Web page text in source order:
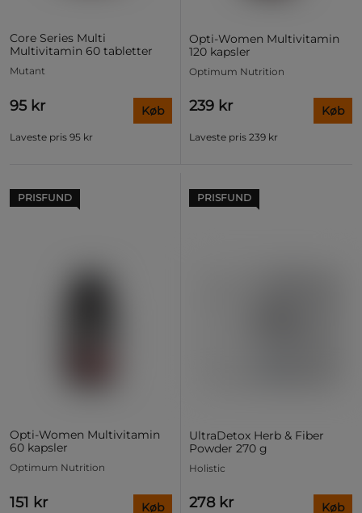
Core Series Multi
Multivitamin 60 tabletter
Mutant
95 kr
Laveste pris 95 kr
Køb
Opti-Women Multivitamin
120 kapsler
Optimum Nutrition
239 kr
Laveste pris 239 kr
Køb
PRISFUND
Opti-Women Multivitamin
60 kapsler
Optimum Nutrition
151 kr Køb
PRISFUND
UltraDetox Herb & Fiber
Powder 270 g
Holistic
278 kr Køb